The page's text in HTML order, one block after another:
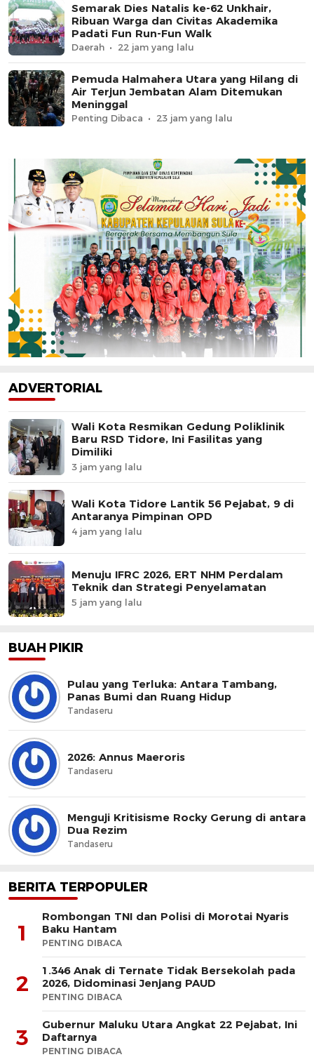
Semarak Dies Natalis ke-62 Unkhair,
Ribuan Warga dan Civitas Akademika
Padati Fun Run-Fun Walk
Daerah 22 jam yang lalu
Pemuda Halmahera Utara yang Hilang di
Air Terjun Jembatan Alam Ditemukan
Meninggal
Penting Dibaca 23 jam yang lalu
ADVERTORIAL
Wali Kota Resmikan Gedung Poliklinik
Baru RSD Tidore, Ini Fasilitas yang
Dimiliki
3 jam yang lalu
Wali Kota Tidore Lantik 56 Pejabat, 9 di
Antaranya Pimpinan OPD
4 jam yang lalu
Menuju IFRC 2026, ERT NHM Perdalam
Teknik dan Strategi Penyelamatan
5 jam yang lalu
BUAH PIKIR
Pulau yang Terluka: Antara Tambang,
Panas Bumi dan Ruang Hidup
Tandaseru
2026: Annus Maeroris
Tandaseru
Menguji Kritisisme Rocky Gerung di antara
Dua Rezim
Tandaseru
BERITA TERPOPULER
1
Rombongan TNI dan Polisi di Morotai Nyaris
Baku Hantam
PENTING DIBACA
2
1.346 Anak di Ternate Tidak Bersekolah pada
2026, Didominasi Jenjang PAUD
PENTING DIBACA
3
Gubernur Maluku Utara Angkat 22 Pejabat, Ini
Daftarnya
PENTING DIBACA